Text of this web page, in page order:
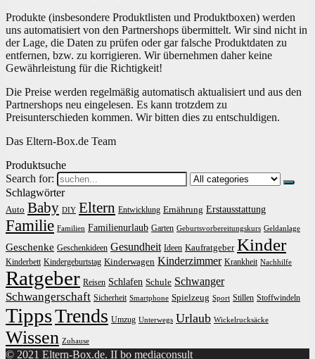
Produkte (insbesondere Produktlisten und Produktboxen) werden
uns automatisiert von den Partnershops übermittelt. Wir sind nicht in
der Lage, die Daten zu prüfen oder gar falsche Produktdaten zu
entfernen, bzw. zu korrigieren. Wir übernehmen daher keine
Gewährleistung für die Richtigkeit!
Die Preise werden regelmäßig automatisch aktualisiert und aus den
Partnershops neu eingelesen. Es kann trotzdem zu
Preisunterschieden kommen. Wir bitten dies zu entschuldigen.
Das Eltern-Box.de Team
Produktsuche
Search for:
Schlagwörter
Auto Baby DIY Eltern Entwicklung Ernährung Erstausstattung
Familie Familien Familienurlaub Garten Geburtsvorbereitungskurs Geldanlage
Geschenke Geschenkideen Gesundheit Ideen Kaufratgeber Kinder
Kinderbett Kindergeburtstag Kinderwagen Kinderzimmer Krankheit Nachhilfe
Ratgeber Reisen Schlafen Schule Schwanger
Schwangerschaft Sicherheit Smartphone Spielzeug Sport Stillen Stoffwindeln
TippsTrends Umzug Unterwegs Urlaub Wickelrucksäcke
Wissen Zuhause
© 2021 Eltern-Box.de. II bo mediaconsult